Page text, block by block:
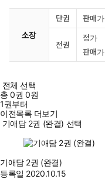
소장
단권 판매가
전권
정가
판매가
전체 선택
총0권 0원
1권부터
이전목록 더보기
기애담 2권 (완결) 선택
기애담 2권 (완결)
등록일 2020.10.15